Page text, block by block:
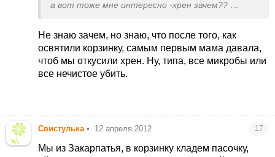
а вот тоже мне интересно -хрен зачем??
хотим тож колбаску положить
Не знаю зачем, но знаю, что после того, как
освятили корзинку, самым первым мама давала,
чтоб мы откусили хрен. Ну, типа, все микробы или
все нечистое убить.
Свистулька • 12 апреля 2012 17
Мы из Закарпатья, в корзинку кладем пасочку,